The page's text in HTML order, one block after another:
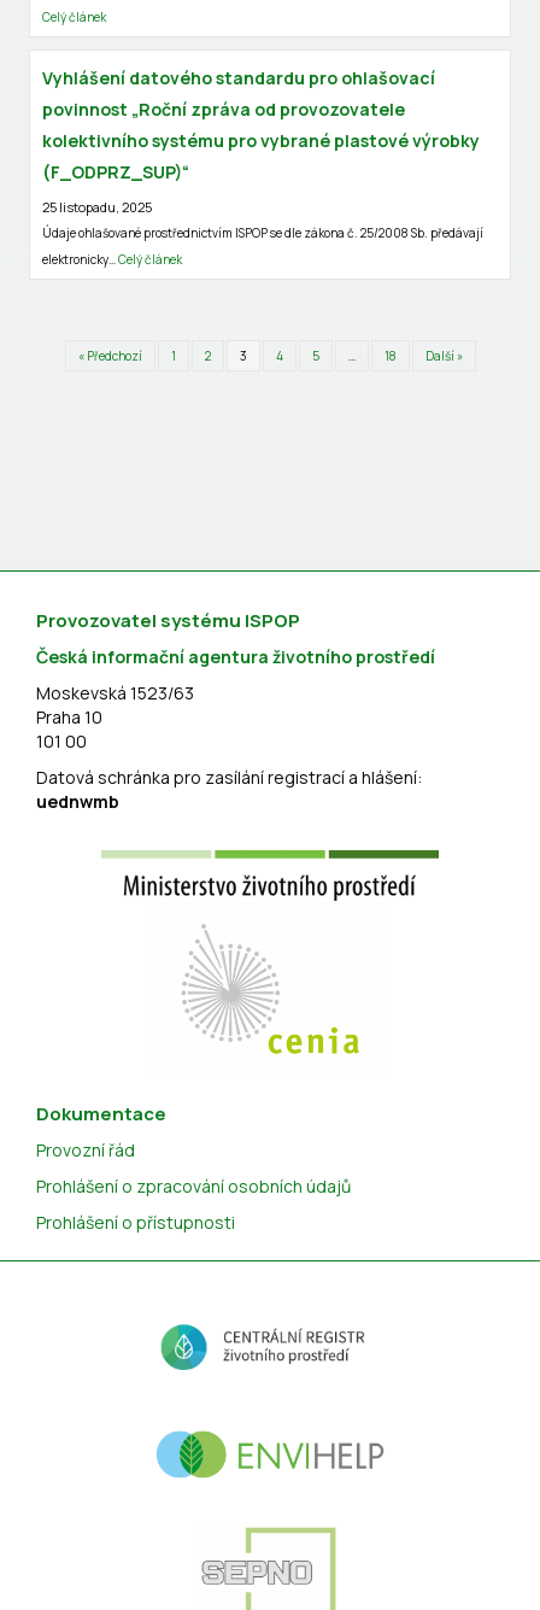
Celý článek
Vyhlášení datového standardu pro ohlašovací
povinnost „Roční zpráva od provozovatele
kolektivního systému pro vybrané plastové výrobky
(F_ODPRZ_SUP)“
25 listopadu, 2025
Údaje ohlašované prostřednictvím ISPOP se dle zákona č. 25/2008 Sb. předávají
elektronicky…Celý článek
« Předchozí 1 2 3 4 5 … 18 Další »
Provozovatel systému ISPOP
Česká informační agentura životního prostředí
Moskevská 1523/63
Praha 10
101 00
Datová schránka pro zasílání registrací a hlášení:
uednwmb
Dokumentace
Provozní řád
Prohlášení o zpracování osobních údajů
Prohlášení o přístupnosti